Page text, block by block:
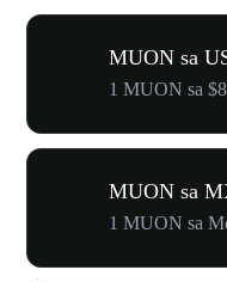
MUON sa
1 MUON sa
MUON sa
1 MUON sa